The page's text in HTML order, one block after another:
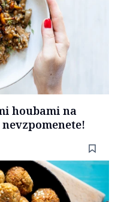
houbami na